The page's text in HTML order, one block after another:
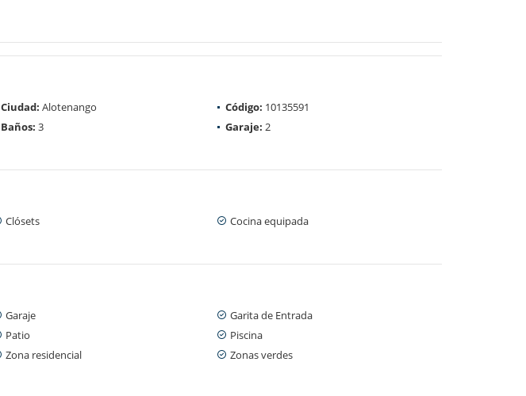
Ciudad: Alotenango Código: 10135591
Baños: 3 Garaje: 2
Clósets
Cocina equipada
Garaje
Garita de Entrada
Patio
Piscina
Zona residencial
Zonas verdes